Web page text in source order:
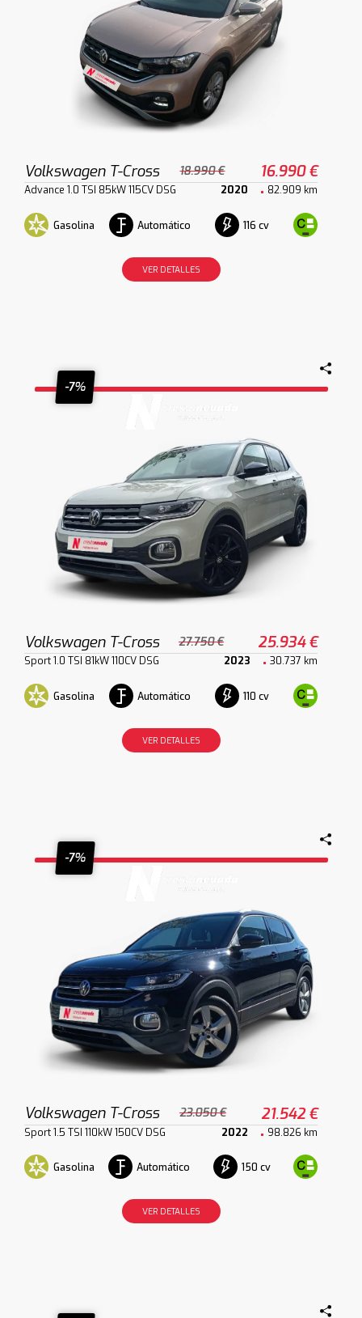
Volkswagen T-Cross 18.990 € 16.990 €
Advance 1.0 TSI 85kW 115CV DSG 2020 82.909 km
Gasolina Automático 116 cv
VER DETALLES
-7%
Volkswagen T-Cross 27.750 € 25.934 €
Sport 1.0 TSI 81kW 110CV DSG 2023 30.737 km
Gasolina Automático 110 cv
VER DETALLES
-7%
Volkswagen T-Cross 23.050 € 21.542 €
Sport 1.5 TSI 110kW 150CV DSG 2022 98.826 km
Gasolina Automático 150 cv
VER DETALLES